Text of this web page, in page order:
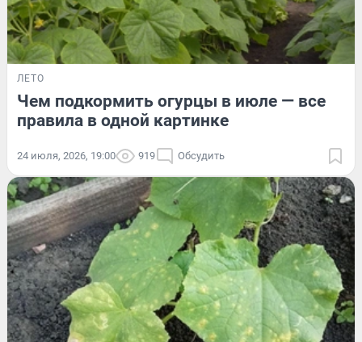
ЛЕТО
Чем подкормить огурцы в июле — все
правила в одной картинке
24 июля, 2026, 19:00 919 Обсудить